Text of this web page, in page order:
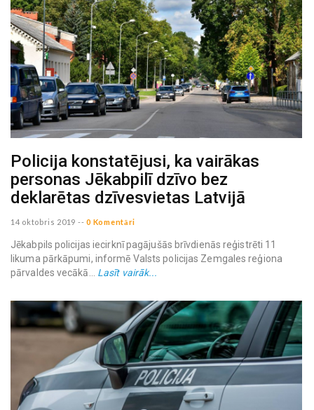
Policija konstatējusi, ka vairākas
personas Jēkabpilī dzīvo bez
deklarētas dzīvesvietas Latvijā
14 oktobris 2019 -- 0 Komentāri
Jēkabpils policijas iecirknī pagājušās brīvdienās reģistrēti 11
likuma pārkāpumi, informē Valsts policijas Zemgales reģiona
pārvaldes vecākā... Lasīt vairāk...